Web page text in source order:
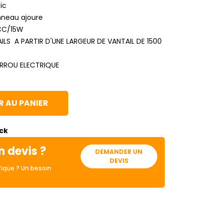
ajoure
15W
A PARTIR D'UNE LARGEUR DE VANTAIL DE 1500
ELECTRIQUE
AU PANIER
devis ?
? Un besoin
DEMANDER UN
DEVIS